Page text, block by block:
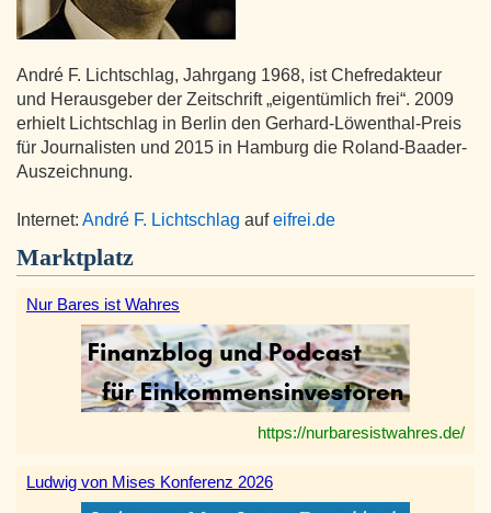
André F. Lichtschlag, Jahrgang 1968, ist Chefredakteur
und Herausgeber der Zeitschrift „eigentümlich frei“. 2009
erhielt Lichtschlag in Berlin den Gerhard-Löwenthal-Preis
für Journalisten und 2015 in Hamburg die Roland-Baader-
Auszeichnung.
Internet: André F. Lichtschlag aufeifrei.de
Marktplatz
Nur Bares ist Wahres
https://nurbaresistwahres.de/
Ludwig von Mises Konferenz 2026